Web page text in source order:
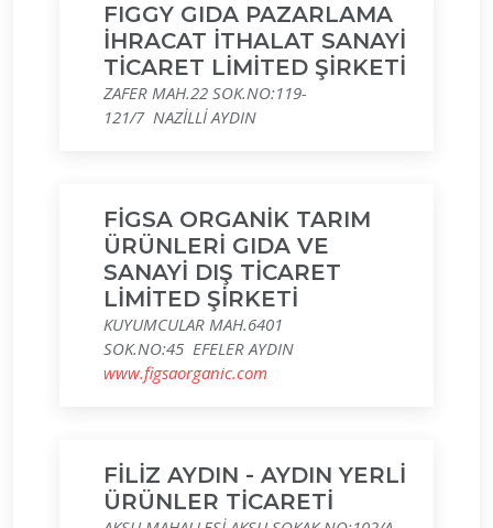
FIGGY GIDA PAZARLAMA
İHRACAT İTHALAT SANAYİ
TİCARET LİMİTED ŞİRKETİ
ZAFER MAH.22 SOK.NO:119-
121/7 NAZİLLİ AYDIN
FİGSA ORGANİK TARIM
ÜRÜNLERİ GIDA VE
SANAYİ DIŞ TİCARET
LİMİTED ŞİRKETİ
KUYUMCULAR MAH.6401
SOK.NO:45 EFELER AYDIN
www.figsaorganic.com
FİLİZ AYDIN - AYDIN YERLİ
ÜRÜNLER TİCARETİ